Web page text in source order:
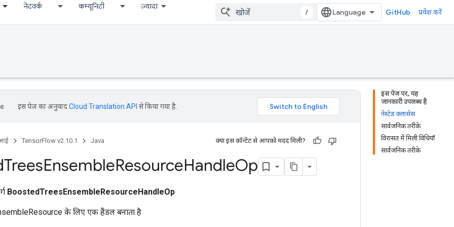
नेटवर्क कम्यूनिटी ज़्यादा
/ GitHub प्रवेश करें
इस पेज पर, यह
जानकारी उपलब्ध है
नेस्टेड क्लासेस
सार्वजनिक तरीके
विरासत में मिली विधियाँ
सार्वजनिक तरीके
इस पेज का अनुवादCloud Translation API से किया गया है.
TensorFlow v2.10.1 Java क्या इस कॉन्टेंट से आपको मदद मिली?
TreesEnsembleResourceHandleOp
BoostedTreesEnsembleResourceHandleOp
के लिए एक हैंडल बनाता है